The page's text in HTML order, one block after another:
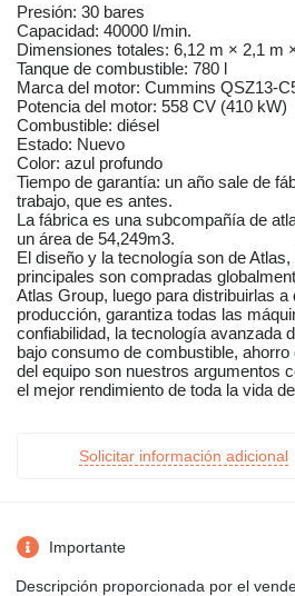
Presión: 30 bares
Capacidad: 40000 l/min.
Dimensiones totales: 6,12 m × 2,1 m
Tanque de combustible: 780 l
Marca del motor: Cummins QSZ13-
Potencia del motor: 558 CV (410 kW)
Combustible: diésel
Estado: Nuevo
Color: azul profundo
Tiempo de garantía: un año sale de
trabajo, que es antes.
La fábrica es una subcompañía de
un área de 54,249m3.
El diseño y la tecnología son de
principales son compradas
Atlas Group, luego para distribuirlas a
producción, garantiza todas las
confiabilidad, la tecnología avanzada
bajo consumo de combustible,
del equipo son nuestros argumentos
el mejor rendimiento de toda la vida
Solicitar información adicional
Importante
Descripción proporcionada por el